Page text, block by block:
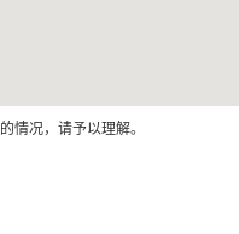
况，请予以理解。